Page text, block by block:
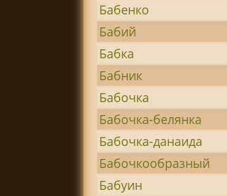
Бабенко
Бабий
Бабка
Бабник
Бабочка
Бабочка-белянка
Бабочка-данаида
Бабочкообразный
Бабуин